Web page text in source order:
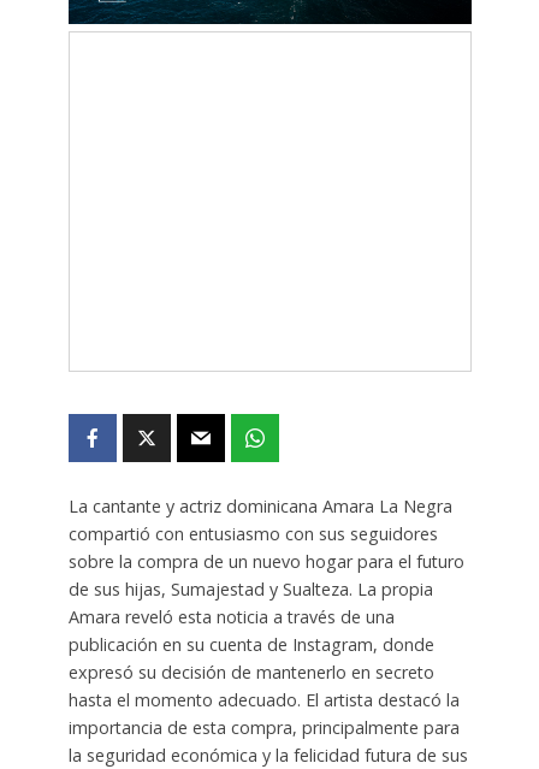
La cantante y actriz dominicana Amara La Negra
compartió con entusiasmo con sus seguidores
sobre la compra de un nuevo hogar para el futuro
de sus hijas, Sumajestad y Sualteza. La propia
Amara reveló esta noticia a través de una
publicación en su cuenta de Instagram, donde
expresó su decisión de mantenerlo en secreto
hasta el momento adecuado. El artista destacó la
importancia de esta compra, principalmente para
la seguridad económica y la felicidad futura de sus